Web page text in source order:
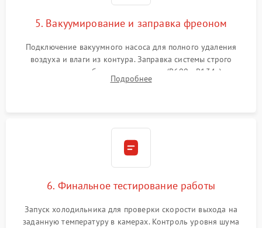
5. Вакуумирование и заправка фреоном
Подключение вакуумного насоса для полного удаления
воздуха и влаги из контура. Заправка системы строго
дозированным объемом хладагента (R600a, R134a) по
электронным весам. Контроль рабочего давления в системе.
Подробнее
6. Финальное тестирование работы
Запуск холодильника для проверки скорости выхода на
заданную температуру в камерах. Контроль уровня шума